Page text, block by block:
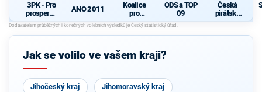
3PK - Pro
prosperují
cí
Pardubick
ý kraj
ANO 2011
Koalice
pro
Pardubick
ý kraj
ODS a TOP
09
Česká
pirátská
strana
Jak se volilo ve vašem kraji?
Jihočeský kraj Jihomoravský kraj